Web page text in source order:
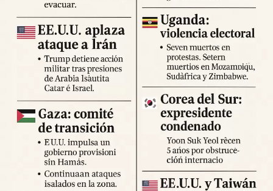
Expertos advierten sobre la posibilidad de réplicas
significativas y llaman a mantener la calma y preparar
suministros básicos. Las autoridades locales han